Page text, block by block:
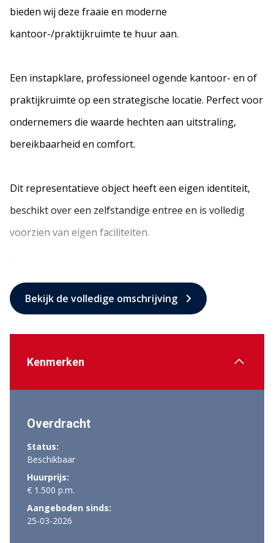
bieden wij deze fraaie en moderne
kantoor-/praktijkruimte te huur aan.
Een instapklare, professioneel ogende kantoor- en of
praktijkruimte op een strategische locatie. Perfect voor
ondernemers die waarde hechten aan uitstraling,
bereikbaarheid en comfort.
Dit representatieve object heeft een eigen identiteit,
beschikt over een zelfstandige entree en is volledig
voorzien van eigen faciliteiten.
Bekijk de volledige omschrijving
Kenmerken
Overdracht
Status:
Beschikbaar
Huurprijs:
€ 1.500 p.m.
Aangeboden sinds:
25-03-2026